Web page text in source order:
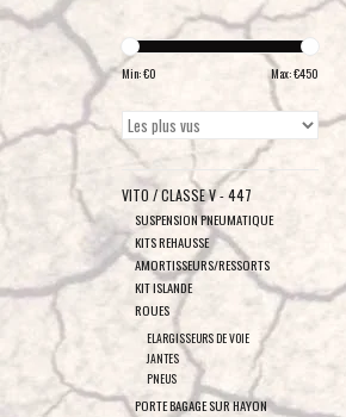
Min: €0 Max: €450
VITO / CLASSE V - 447
SUSPENSION PNEUMATIQUE
KITS REHAUSSE
AMORTISSEURS/RESSORTS
KIT ISLANDE
ROUES
ELARGISSEURS DE VOIE
JANTES
PNEUS
PORTE BAGAGE SUR HAYON